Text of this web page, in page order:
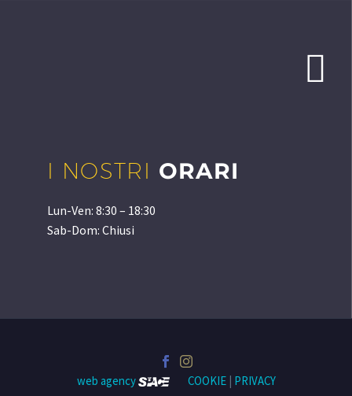


I NOSTRI ORARI
Lun-Ven: 8:30 – 18:30
Sab-Dom: Chiusi
web agency COOKIE | PRIVACY